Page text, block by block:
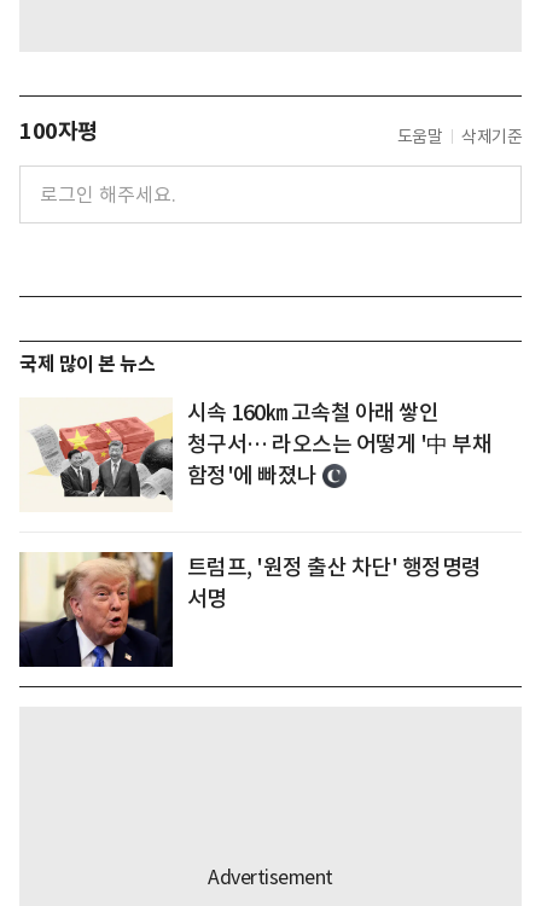
100자평 도움말 삭제기준
국제 많이 본 뉴스
시속 160㎞ 고속철 아래 쌓인
청구서… 라오스는 어떻게 '中 부채
함정'에 빠졌나
트럼프, '원정 출산 차단' 행정명령
서명